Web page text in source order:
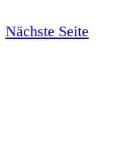
Nächste Seite